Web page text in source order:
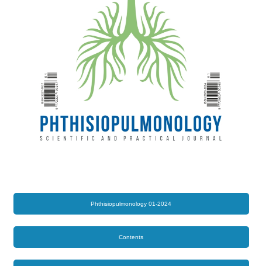
Phthisiopulmonology 01-2024
Contents